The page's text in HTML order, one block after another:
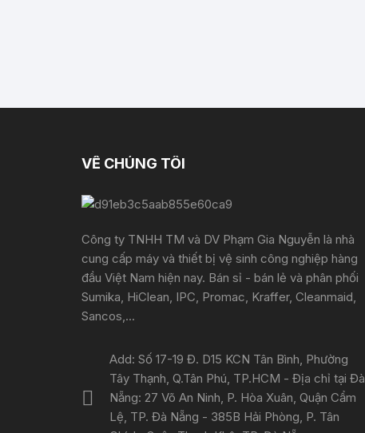
VỀ CHÚNG TÔI
Công ty TNHH TM và DV Phạm Gia Nguyễn là nhà
cung cấp máy và thiết bị vệ sinh công nghiệp hàng
đầu Việt Nam hiện nay. Bán sỉ - bán lẻ và phân phối
Sumika, HiClean, IPC, Promac, Kraffer, Cleanmaid,
Sancos,...
Add: Số 17-19 Đ. D15 KCN Tân Bình, Phường
Tây Thạnh, Q.Tân Phú, TP.HCM - Địa chỉ tại Đà
Nẵng: 27 Võ An Ninh, P. Hòa Xuân, Quận Cẩm
Lệ, TP. Đà Nẵng - 385B Hải Phòng, P. Tân